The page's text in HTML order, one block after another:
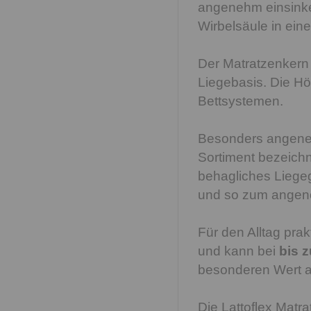
angenehm
Wirbelsäule in
Der
Liegebasis. Die
Bettsystemen.
Besonders
Sortiment
behagliches
und so zum
Für den Alltag
und kann bei bis
besonderen Wert
Die Lattoflex